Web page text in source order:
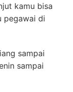
kamu bisa
pegawai di
sampai
sampai